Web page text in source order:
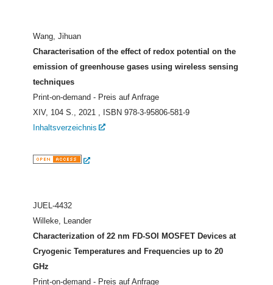
Wang, Jihuan
Characterisation of the effect of redox potential on the
emission of greenhouse gases using wireless sensing
techniques
Print-on-demand - Preis auf Anfrage
XIV, 104 S., 2021 , ISBN 978-3-95806-581-9
Inhaltsverzeichnis
JUEL-4432
Willeke, Leander
Characterization of 22 nm FD-SOI MOSFET Devices at
Cryogenic Temperatures and Frequencies up to 20
GHz
Print-on-demand - Preis auf Anfrage